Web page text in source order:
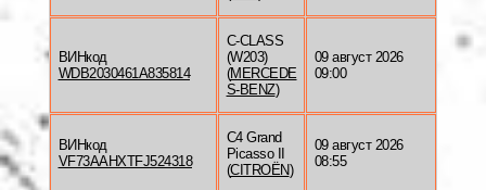
ВИНкод
WDB2030461A835814
C-CLASS
(W203)
(MERCEDE
S-BENZ)
09 август 2026
09:00
ВИНкод
VF73AAHXTFJ524318
C4 Grand
Picasso II
(CITROËN)
09 август 2026
08:55